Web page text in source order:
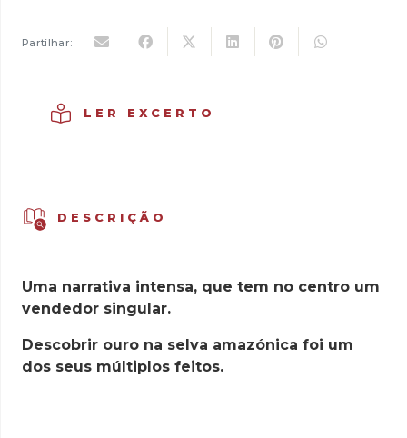
Partilhar:
LER EXCERTO
DESCRIÇÃO
Uma narrativa intensa, que tem no centro um
vendedor singular.
Descobrir ouro na selva amazónica foi um
dos seus múltiplos feitos.